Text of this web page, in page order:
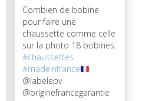
Combien de bobine
pour faire une
chaussette comme celle
sur la photo 18 bobines.
#chaussettes
#madeinfrance
@labelepv
@originefrancegarantie